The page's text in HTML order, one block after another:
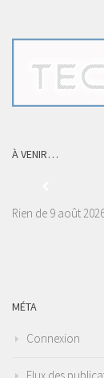
À VENIR…
Rien de 9 août
MÉTA
Connexion